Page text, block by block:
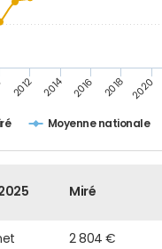
Moyenne nationale
2012 2014 2016 2018 2020
Miré
2 804 €